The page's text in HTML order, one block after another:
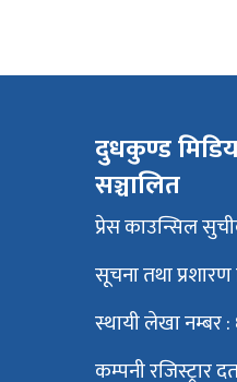
दुधकुण्ड
सञ्चालित
प्रेस काउन्सिल
सूचना तथा
स्थायी लेखा नम्बर
कम्पनी रजिस्ट्रार